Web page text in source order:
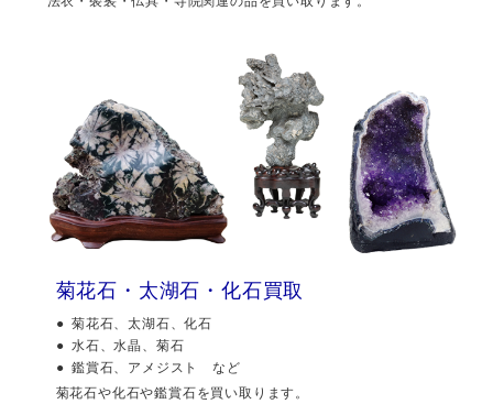
菊花石・太湖石・化石買取
菊花石、太湖石、化石
水石、水晶、菊石
鑑賞石、アメジスト など
菊花石や化石や鑑賞石を買い取ります。